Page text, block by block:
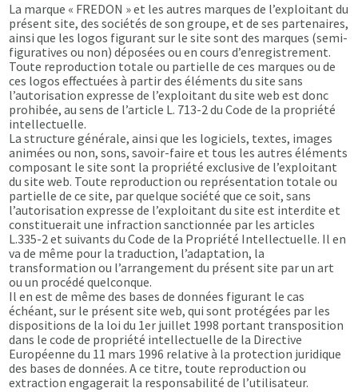
La marque « FREDON » et les autres marques de l’exploitant du
présent site, des sociétés de son groupe, et de ses partenaires,
ainsi que les logos figurant sur le site sont des marques (semi-
figuratives ou non) déposées ou en cours d’enregistrement.
Toute reproduction totale ou partielle de ces marques ou de
ces logos effectuées à partir des éléments du site sans
l’autorisation expresse de l’exploitant du site web est donc
prohibée, au sens de l’article L. 713-2 du Code de la propriété
intellectuelle.
La structure générale, ainsi que les logiciels, textes, images
animées ou non, sons, savoir-faire et tous les autres éléments
composant le site sont la propriété exclusive de l’exploitant
du site web. Toute reproduction ou représentation totale ou
partielle de ce site, par quelque société que ce soit, sans
l’autorisation expresse de l’exploitant du site est interdite et
constituerait une infraction sanctionnée par les articles
L.335-2 et suivants du Code de la Propriété Intellectuelle. Il en
va de même pour la traduction, l’adaptation, la
transformation ou l’arrangement du présent site par un art
ou un procédé quelconque.
Il en est de même des bases de données figurant le cas
échéant, sur le présent site web, qui sont protégées par les
dispositions de la loi du 1er juillet 1998 portant transposition
dans le code de propriété intellectuelle de la Directive
Européenne du 11 mars 1996 relative à la protection juridique
des bases de données. A ce titre, toute reproduction ou
extraction engagerait la responsabilité de l’utilisateur.